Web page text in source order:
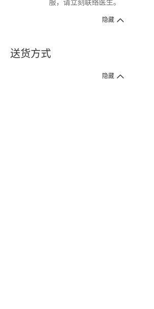
服，请立刻联络医生。
隐藏
送货方式
1. 送货到府（受卫生署条例规管产品除外 ）
隐藏